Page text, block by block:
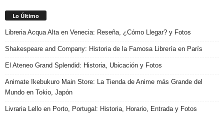
Lo Último
Libreria Acqua Alta en Venecia: Reseña, ¿Cómo Llegar? y Fotos
Shakespeare and Company: Historia de la Famosa Librería en París
El Ateneo Grand Splendid: Historia, Ubicación y Fotos
Animate Ikebukuro Main Store: La Tienda de Anime más Grande del
Mundo en Tokio, Japón
Livraria Lello en Porto, Portugal: Historia, Horario, Entrada y Fotos